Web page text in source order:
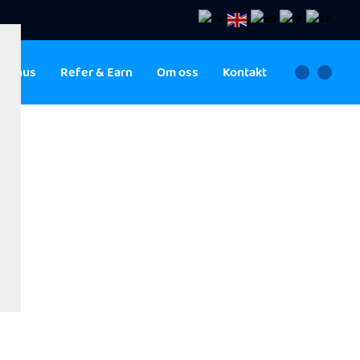
Refer & Earn Om oss Kontakt